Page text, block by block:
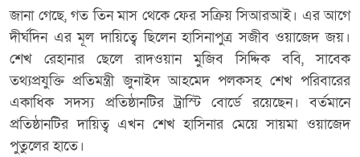
জানা গেছে, গত তিন মাস থেকে ফের সক্রিয় সিআরআই। এর আগে
দীর্ঘদিন এর মূল দায়িত্বে ছিলেন হাসিনাপুত্র সজীব ওয়াজেদ জয়।
শেখ রেহানার ছেলে রাদওয়ান মুজিব সিদ্দিক ববি, সাবেক
তথ্যপ্রযুক্তি প্রতিমন্ত্রী জুনাইদ আহমেদ পলকসহ শেখ পরিবারের
একাধিক সদস্য প্রতিষ্ঠানটির ট্রাস্টি বোর্ডে রয়েছেন। বর্তমানে
প্রতিষ্ঠানটির দায়িত্ব এখন শেখ হাসিনার মেয়ে সায়মা ওয়াজেদ
পুতুলের হাতে।